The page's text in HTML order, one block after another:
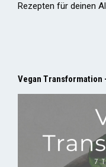
Rezepten für deinen
Vegan Transformation